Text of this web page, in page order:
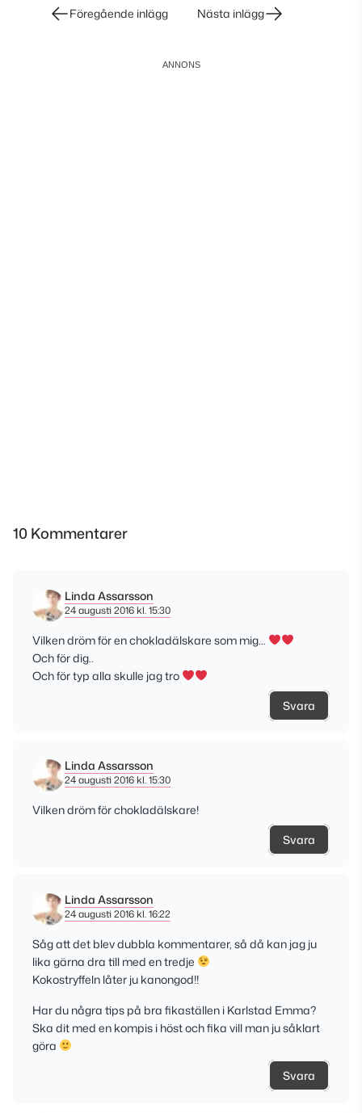
InläggsnavigeringFöregående inlägg Nästa inlägg
10 Kommentarer
Linda Assarsson
24 augusti 2016 kl. 15:30
Vilken dröm för en chokladälskare som mig…
Och för dig..
Och för typ alla skulle jag tro
Svara
Linda Assarsson
24 augusti 2016 kl. 15:30
Vilken dröm för chokladälskare!
Svara
Linda Assarsson
24 augusti 2016 kl. 16:22
Såg att det blev dubbla kommentarer, så då kan jag ju
lika gärna dra till med en tredje
Kokostryffeln låter ju kanongod!!
Har du några tips på bra fikaställen i Karlstad Emma?
Ska dit med en kompis i höst och fika vill man ju såklart
göra
Svara